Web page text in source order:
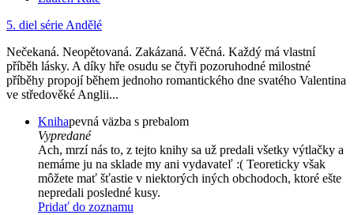
5. diel série Andělé
Nečekaná. Neopětovaná. Zakázaná. Věčná. Každý má vlastní
příběh lásky. A díky hře osudu se čtyři pozoruhodné milostné
příběhy propojí během jednoho romantického dne svatého Valentina
ve středověké Anglii...
Knihapevná väzba s prebalom
Vypredané
Ach, mrzí nás to, z tejto knihy sa už predali všetky výtlačky a
nemáme ju na sklade my ani vydavateľ :( Teoreticky však
môžete mať šťastie v niektorých iných obchodoch, ktoré ešte
nepredali posledné kusy.
Pridať do zoznamu